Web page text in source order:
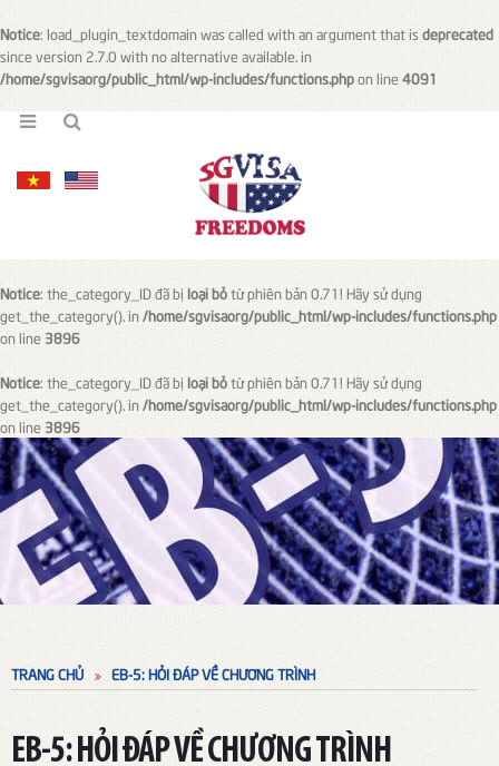
Notice: load_plugin_textdomain was called with an argument that isdeprecated
since version 2.7.0 with no alternative available. in
/home/sgvisaorg/public_html/wp-includes/functions.phpon line4091
Notice: the_category_ID đã bị loại bỏtừ phiên bản 0.71! Hãy sử dụng
get_the_category(). in/home/sgvisaorg/public_html/wp-includes/functions.php
on line3896
Notice: the_category_ID đã bị loại bỏtừ phiên bản 0.71! Hãy sử dụng
get_the_category(). in/home/sgvisaorg/public_html/wp-includes/functions.php
on line3896
TRANG CHỦ EB-5: HỎI ĐÁP VỀ CHƯƠNG TRÌNH
EB-5: HỎI ĐÁP VỀ CHƯƠNG TRÌNH